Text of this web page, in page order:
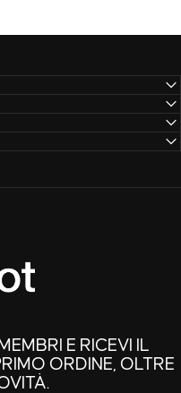
E RICEVI IL
ORDINE, OLTRE